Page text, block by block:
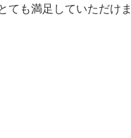
ても満足していただけ